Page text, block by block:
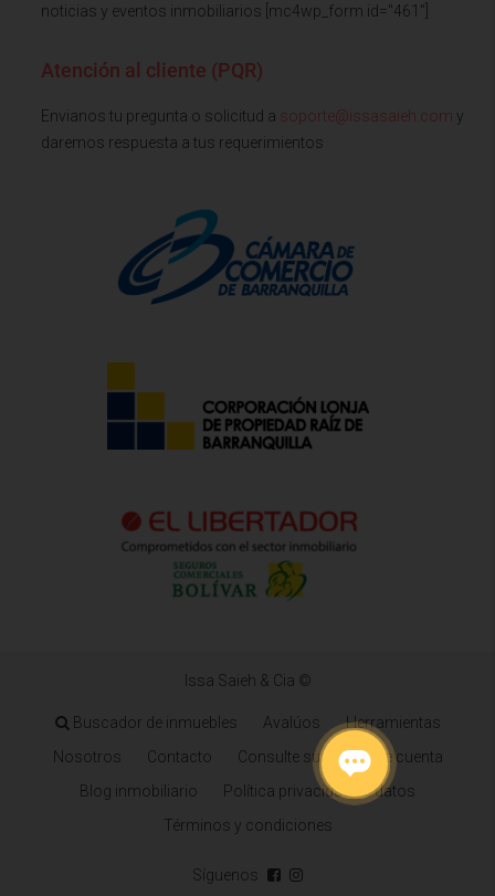
noticias y eventos inmobiliarios [mc4wp_form id="461"]
Atención al cliente (PQR)
Envianos tu pregunta o solicitud a soporte@issasaieh.com y
daremos respuesta a tus requerimientos
Issa Saieh & Cia ©
Buscador de inmuebles Avalúos
Herramientas
Nosotros
Contacto
Consulte su estado de cuenta
Blog inmobiliario
Política privacidad de datos
Términos y condiciones
Síguenos